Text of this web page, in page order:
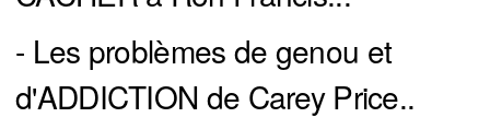
- Les problèmes de genou et
d'ADDICTION de Carey Price..